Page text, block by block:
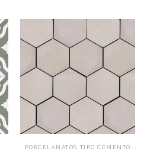
PORCELANATOS TIPO CEMENTO